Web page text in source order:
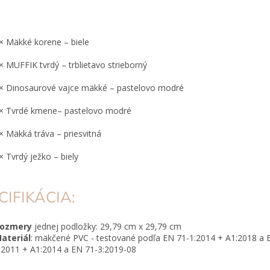
Mäkké korene – biele
MUFFIK tvrdý – trblietavo strieborný
Dinosaurové vajce mäkké – pastelovo modré
Tvrdé kmene– pastelovo modré
Mäkká tráva – priesvitná
Tvrdý ježko – biely
jednej podložky: 29,79 cm x 29,79 cm
: mäkčené PVC - testované podľa EN 71-1:2014 + A1:2018 a
+ A1:2014 a EN 71-3:2019-08